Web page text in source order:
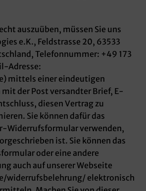
auszuüben, müssen Sie uns
e.K., Feldstrasse 20, 63533
Telefonnummer: +49 173
Adresse:
mittels einer eindeutigen
mit der Post versandter Brief, E-
diesen Vertrag zu
Sie können dafür das
Widerrufsformular verwenden,
ist. Sie können das
oder eine andere
auch auf unserer Webseite
widerrufsbelehrung/ elektronisch